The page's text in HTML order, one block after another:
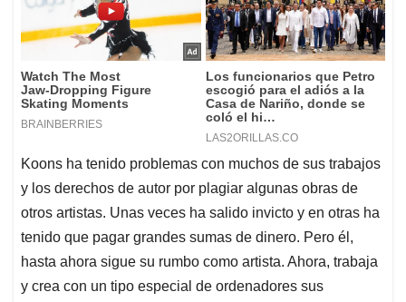
Koons ha tenido problemas con muchos de sus trabajos
y los derechos de autor por plagiar algunas obras de
otros artistas. Unas veces ha salido invicto y en otras ha
tenido que pagar grandes sumas de dinero. Pero él,
hasta ahora sigue su rumbo como artista. Ahora, trabaja
y crea con un tipo especial de ordenadores sus